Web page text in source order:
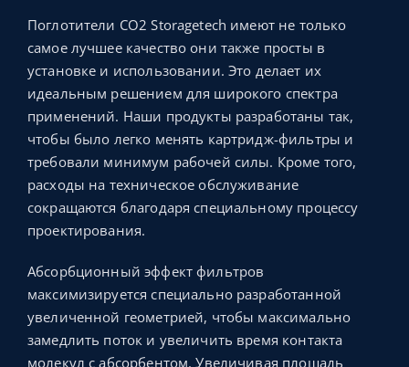
Поглотители CO2 Storagetech имеют не только
самое лучшее качество они также просты в
установке и использовании. Это делает их
идеальным решением для широкого спектра
применений. Наши продукты разработаны так,
чтобы было легко менять картридж-фильтры и
требовали минимум рабочей силы. Кроме того,
расходы на техническое обслуживание
сокращаются благодаря специальному процессу
проектирования.
Абсорбционный эффект фильтров
максимизируется специально разработанной
увеличенной геометрией, чтобы максимально
замедлить поток и увеличить время контакта
молекул с абсорбентом. Увеличивая площадь